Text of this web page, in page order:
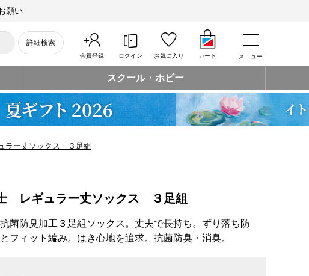
願い
詳細検索
会員登録 ログイン お気に入り カート メニュー
スクール・ホビー
ー丈ソックス ３足組
レギュラー丈ソックス ３足組
菌防臭加工３足組ソックス。丈夫で長持ち。ずり落ち防
フィット編み。はき心地を追求。抗菌防臭・消臭。